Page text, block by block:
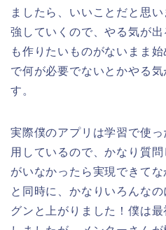
ましたら、いいことだと思
強していくので、やる気が
も作りたいものがないまま
で何が必要でないとかやる
す。
実際僕のアプリは学習で使
用しているので、かなり質
がいなかったら実現できて
と同時に、かなりいろんな
グンと上がりました！僕は